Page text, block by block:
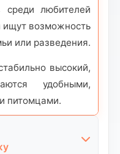
среди любителей
возможность
или разведения.
высокий,
удобными,
питомцами.